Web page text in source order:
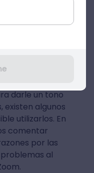
darle un tono
existen algunos
utilizarlos. En
comentar
por las
al